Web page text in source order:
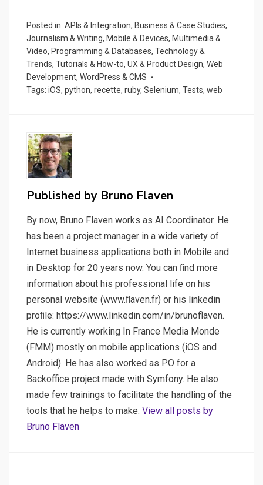
Posted in: APIs & Integration, Business & Case Studies,
Journalism & Writing, Mobile & Devices, Multimedia &
Video, Programming & Databases, Technology &
Trends, Tutorials & How-to, UX & Product Design, Web
Development, WordPress & CMS
Tags: iOS, python, recette, ruby, Selenium, Tests, web
Published by Bruno Flaven
By now, Bruno Flaven works as AI Coordinator. He
has been a project manager in a wide variety of
Internet business applications both in Mobile and
in Desktop for 20 years now. You can ﬁnd more
information about his professional life on his
personal website (www.ﬂaven.fr) or his linkedin
proﬁle: https://www.linkedin.com/in/brunoflaven.
He is currently working In France Media Monde
(FMM) mostly on mobile applications (iOS and
Android). He has also worked as P.O for a
Backoffice project made with Symfony. He also
made few trainings to facilitate the handling of the
tools that he helps to make. View all posts by
Bruno Flaven